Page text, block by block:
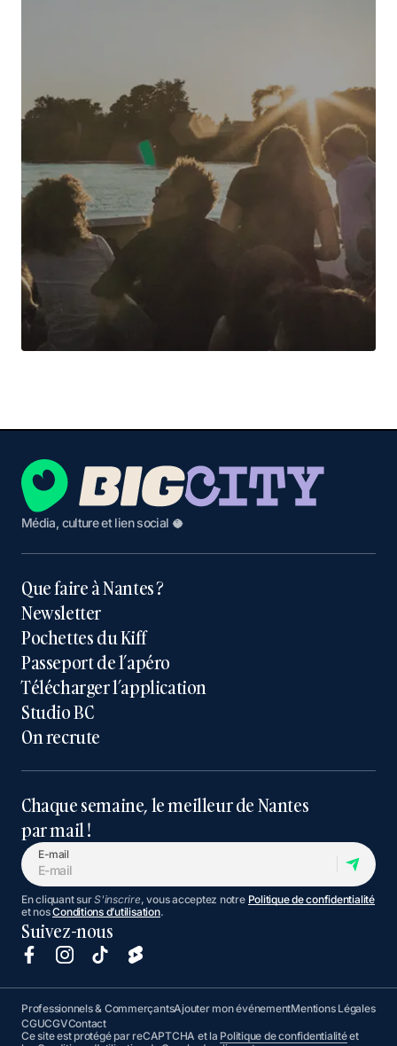
Média, culture et lien social 🥥
Que faire à Nantes ?
Newsletter
Pochettes du Kiff
Passeport de l’apéro
Télécharger l’application
Studio BC
On recrute
Chaque semaine, le meilleur de Nantes
par mail !
E-mail
En cliquant surS'inscrire, vous acceptez notre Politique de confidentialité
et nosConditions d’utilisation.
Suivez-nous
Professionnels & CommerçantsAjouter mon événementMentions Légales
CGUCGVContact
Ce site est protégé par reCAPTCHA et la Politique de confidentialitéet